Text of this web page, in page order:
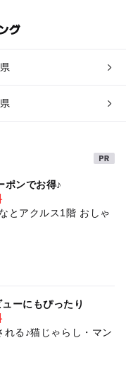
グ
ポンでお得♪
とアクルス1階 おしゃ
ーにもぴったり
る♪猫じゃらし・マン